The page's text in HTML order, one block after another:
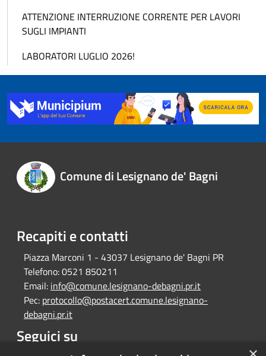
ATTENZIONE INTERRUZIONE CORRENTE PER LAVORI
SUGLI IMPIANTI
LABORATORI LUGLIO 2026!
Comune di Lesignano de' Bagni
Recapiti e contatti
Piazza Marconi 1 - 43037 Lesignano de' Bagni PR
Telefono:0521 850211
Email: info@comune.lesignano-debagni.pr.it
Pec: protocollo@postacert.comune.lesignano-
debagni.pr.it
Seguici su